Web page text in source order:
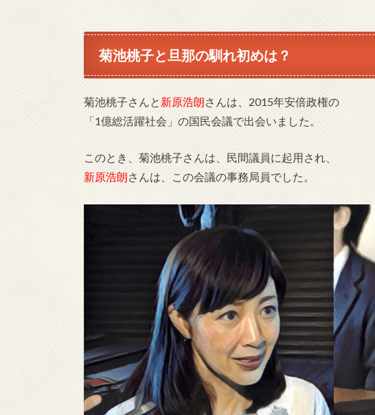
菊池桃子と旦那の馴れ初めは？
菊池桃子さんと 新原浩朗さんは、2015年安倍政権の
「1億総活躍社会」の国民会議で出会いました。
このとき、菊池桃子さんは、民間議員に起用され、
新原浩朗さんは、この会議の事務局員でした。